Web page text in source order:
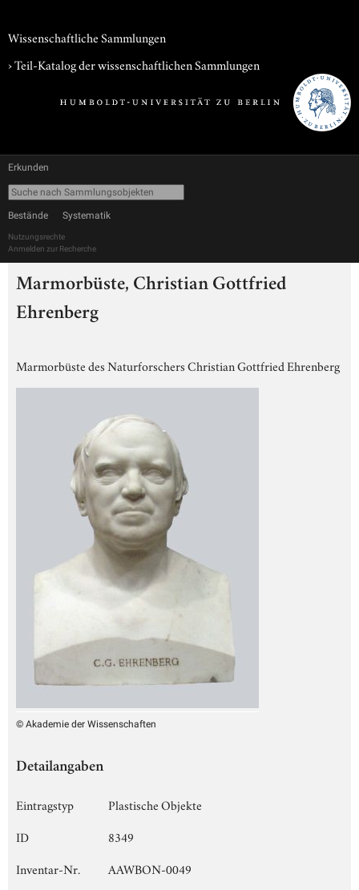
Wissenschaftliche Sammlungen
› Teil-Katalog der wissenschaftlichen Sammlungen
Erkunden
Bestände Systematik
Nutzungsrechte
Anmelden zur Recherche
Marmorbüste, Christian Gottfried
Ehrenberg
Marmorbüste des Naturforschers Christian Gottfried Ehrenberg
© Akademie der Wissenschaften
Detailangaben
Eintragstyp
Plastische Objekte
ID
8349
Inventar-Nr.
AAWBON-0049